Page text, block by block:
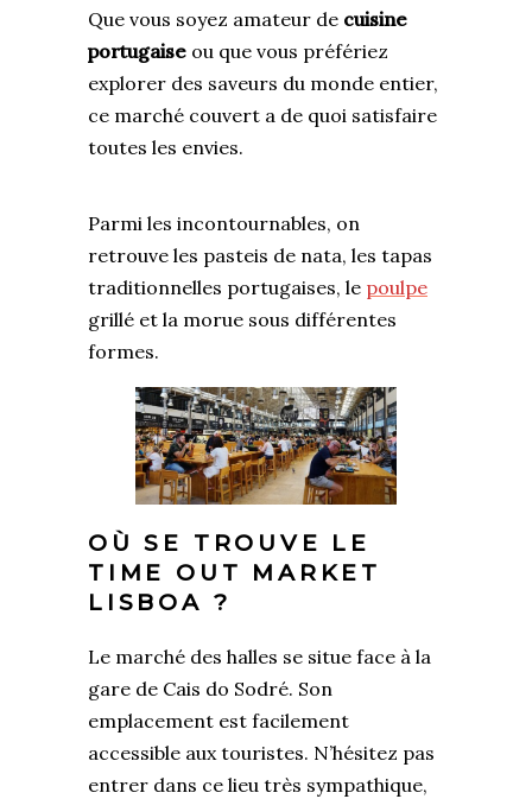
Que vous soyez amateur de cuisine
portugaise ou que vous préfériez
explorer des saveurs du monde entier,
ce marché couvert a de quoi satisfaire
toutes les envies.
Parmi les incontournables, on
retrouve les pasteis de nata, les tapas
traditionnelles portugaises, le poulpe
grillé et la morue sous différentes
formes.
OÙ SE TROUVE LE
TIME OUT MARKET
LISBOA ?
Le marché des halles se situe face à la
gare de Cais do Sodré. Son
emplacement est facilement
accessible aux touristes. N’hésitez pas
entrer dans ce lieu très sympathique,